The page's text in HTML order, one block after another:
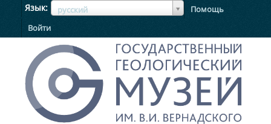
Язык русский
ЯзыкЯзык
Помощь
Войти